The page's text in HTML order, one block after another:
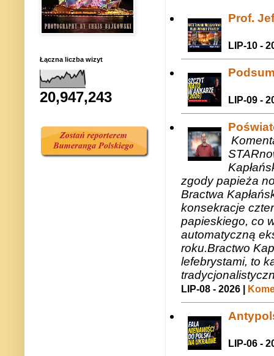
Prof.
LIP-10 -
LIP-09 -
zgody papieża
Bractwa
konsekracje
papieskiego, co
automatyczną
roku.Bractwo
lefebrystami, to
LIP-08 - 2026 |
LIP-06 -
Łączna liczba wizyt
20,947,243